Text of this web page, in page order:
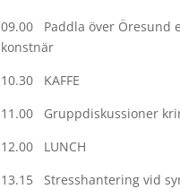
09.00 Paddla över Öresund
konstnär
10.30 KAFFE
11.00 Gruppdiskussioner
12.00 LUNCH
13.15 Stresshantering vid